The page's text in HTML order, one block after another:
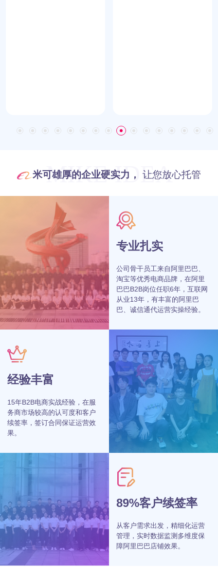
MIKE IDEA
米可雄厚的企业硬实力， 让您放心托管
专业扎实
公司骨干员工来自阿里巴巴、
淘宝等优秀电商品牌，在阿里
巴巴B2B岗位任职6年，互联网
从业13年，有丰富的阿里巴
巴、诚信通代运营实操经验。
经验丰富
15年B2B电商实战经验，在服
务商市场较高的认可度和客户
续签率，签订合同保证运营效
果。
89%客户续签率
从客户需求出发，精细化运营
管理，实时数据监测多维度保
障阿里巴巴店铺效果。